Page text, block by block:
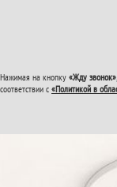
Нажимая на кнопку «Жду звонок»
соответствии с «Политикой в